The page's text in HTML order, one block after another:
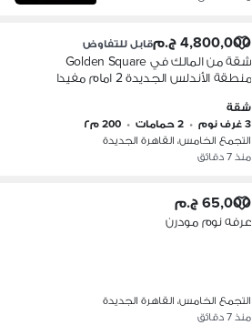
4,800,000 ج.م قابل للتفاوض
شقة من المالك في Golden Square
منطقة الأندلس الجديدة 2 امام مفيدا
شقة
3 غرف نوم
• 2 حمامات • 200 م٢
التجمع الخامس، القاهرة الجديدة
منذ 7 دقائق
65,000 ج.م
عرفه نوم مودرن
التجمع الخامس، القاهرة الجديدة
منذ 7 دقائق